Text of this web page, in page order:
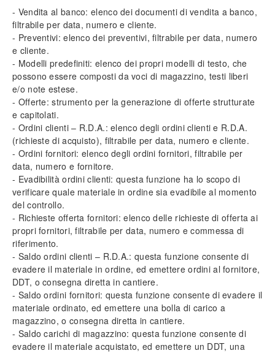
Modulo Gestione risorse
Modulo Rapportini giornalieri
Modulo Specifica tecnica
Modulo Canoni e attività periodiche
Modulo Archiviazione ottica
Modulo Importazione articoli da Excel
Modulo Multiazienda
Modulo Fatturazione elettronica
Modulo iBackup
Invio massivo sms
App Tecnos Cloud
Installare l’app
Il modulo Server
Il pannello Cloud
Schermata Home
Lettore Barcode
Immagini e foto
Scanner documenti
Inserimento manodopera
Backup e restore
FAQ (Frequently Asked Questions)
- Vendita al banco: elenco dei documenti di vendita a banco,
filtrabile per data, numero e cliente.
- Preventivi: elenco dei preventivi, filtrabile per data, numero
e cliente.
- Modelli predefiniti: elenco dei propri modelli di testo, che
possono essere composti da voci di magazzino, testi liberi
e/o note estese.
- Offerte: strumento per la generazione di offerte strutturate
e capitolati.
- Ordini clienti – R.D.A.: elenco degli ordini clienti e R.D.A.
(richieste di acquisto), filtrabile per data, numero e cliente.
- Ordini fornitori: elenco degli ordini fornitori, filtrabile per
data, numero e fornitore.
- Evadibilità ordini clienti: questa funzione ha lo scopo di
verificare quale materiale in ordine sia evadibile al momento
del controllo.
- Richieste offerta fornitori: elenco delle richieste di offerta ai
propri fornitori, filtrabile per data, numero e commessa di
riferimento.
- Saldo ordini clienti – R.D.A.: questa funzione consente di
evadere il materiale in ordine, ed emettere ordini al fornitore,
DDT, o consegna diretta in cantiere.
- Saldo ordini fornitori: questa funzione consente di evadere il
materiale ordinato, ed emettere una bolla di carico a
magazzino, o consegna diretta in cantiere.
- Saldo carichi di magazzino: questa funzione consente di
evadere il materiale acquistato, ed emettere un DDT, una